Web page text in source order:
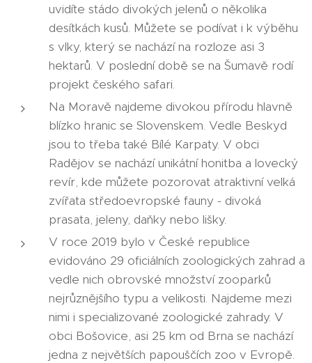
uvidíte stádo divokých jelenů o několika
desítkách kusů. Můžete se podívat i k výběhu
s vlky, který se nachází na rozloze asi 3
hektarů. V poslední době se na Šumavě rodí
projekt českého safari.
Na Moravě najdeme divokou přírodu hlavně
blízko hranic se Slovenskem. Vedle Beskyd
jsou to třeba také Bílé Karpaty. V obci
Radějov se nachází unikátní honitba a lovecký
revír, kde můžete pozorovat atraktivní velká
zvířata středoevropské fauny - divoká
prasata, jeleny, daňky nebo lišky.
V roce 2019 bylo v České republice
evidováno 29 oficiálních zoologických zahrad a
vedle nich obrovské množství zooparků
nejrůznějšího typu a velikosti. Najdeme mezi
nimi i specializované zoologické zahrady. V
obci Bošovice, asi 25 km od Brna se nachází
jedna z největších papouščích zoo v Evropě.